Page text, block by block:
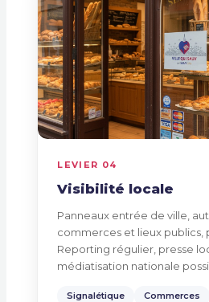
LEVIER 04
Visibilité locale
Panneaux entrée de ville,
commerces et lieux publics,
Reporting régulier, presse
médiatisation nationale
Signalétique Commerces